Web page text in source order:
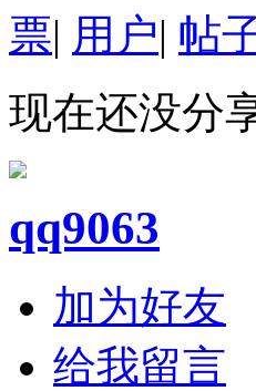
票| 用户| 帖
现在还没分
qq9063
加为好友
给我留言